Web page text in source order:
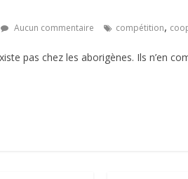
Aucun commentaire compétition,
pas chez les aborigènes. Ils n’en